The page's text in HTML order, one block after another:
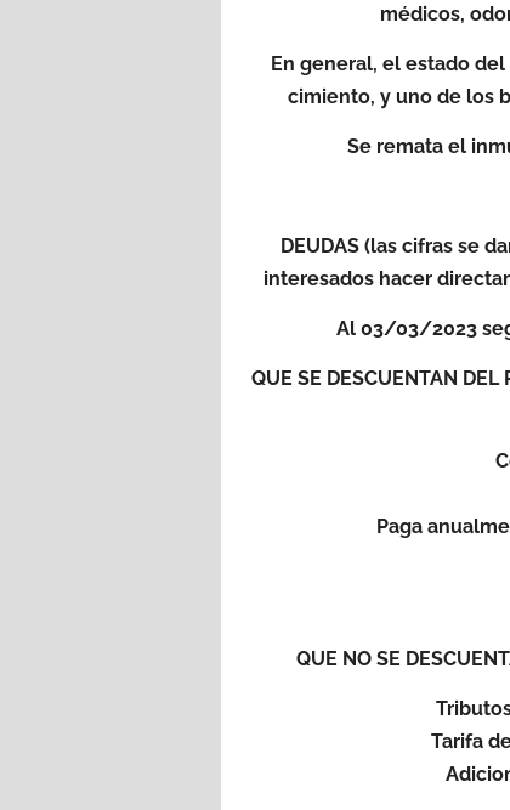
médicos,
En general, el estado
cimiento, y uno de los
Se remata el
DEUDAS (las cifras se
interesados ​​hacer
Al 03/03/2023
QUE SE DESCUENTAN
Paga
QUE NO SE
Tarifa